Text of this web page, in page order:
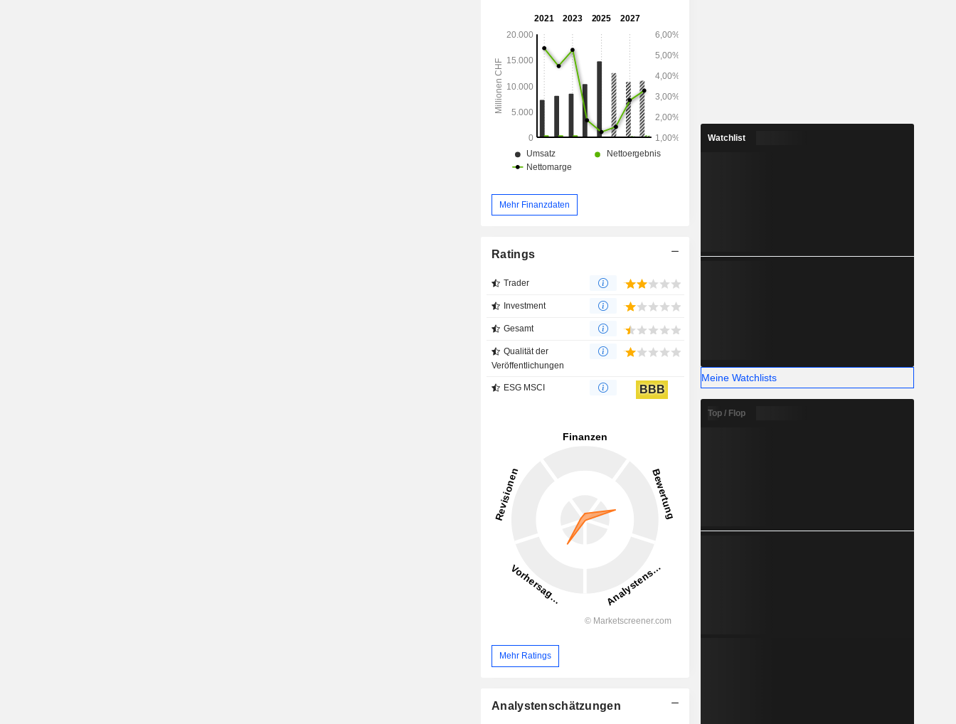
in über 30 Ländern vertreten. Das Unternehmen
betreibt Nyonkopa, eine lizenzierte
Einkaufsgesellschaft mit Sitz in Ghana, als
Tochtergesellschaft.
Mehr Finanzdaten
Ratings
Trader
Investment
Gesamt
Qualität der
Veröffentlichungen
ESG MSCI BBB
Mehr Ratings
Analystenschätzungen
Watchlist
Meine Watchlists
Top / Flop